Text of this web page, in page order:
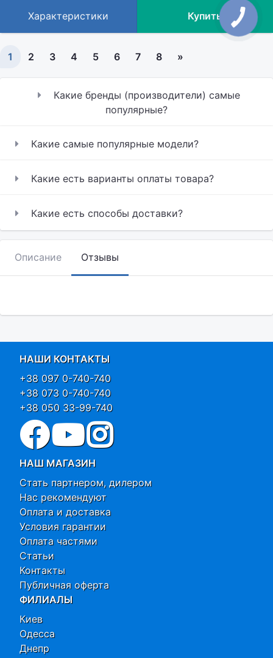
Характеристики Купить
1 2 3 4 5 6 7 8 »
Какие бренды (производители) самые
популярные?
Какие самые популярные модели?
Какие есть варианты оплаты товара?
Какие есть способы доставки?
Описание Отзывы
НАШИ КОНТАКТЫ
+38 097 0-740-740
+38 073 0-740-740
+38 050 33-99-740
НАШ МАГАЗИН
Стать партнером, дилером
Нас рекомендуют
Оплата и доставка
Условия гарантии
Оплата частями
Статьи
Контакты
Публичная оферта
ФИЛИАЛЫ
Киев
Одесса
Днепр